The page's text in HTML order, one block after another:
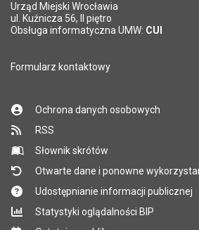
*
Pole wymagane
Urząd Miejski Wrocławia
ul. Kuźnicza 56, II piętro
Obsługa informatyczna UMW: CUI
Formularz kontaktowy
Ochrona danych osobowych
RSS
Słownik skrótów
Otwarte dane i ponowne
Udostępnianie informacji publicznej
Statystyki oglądalności BIP